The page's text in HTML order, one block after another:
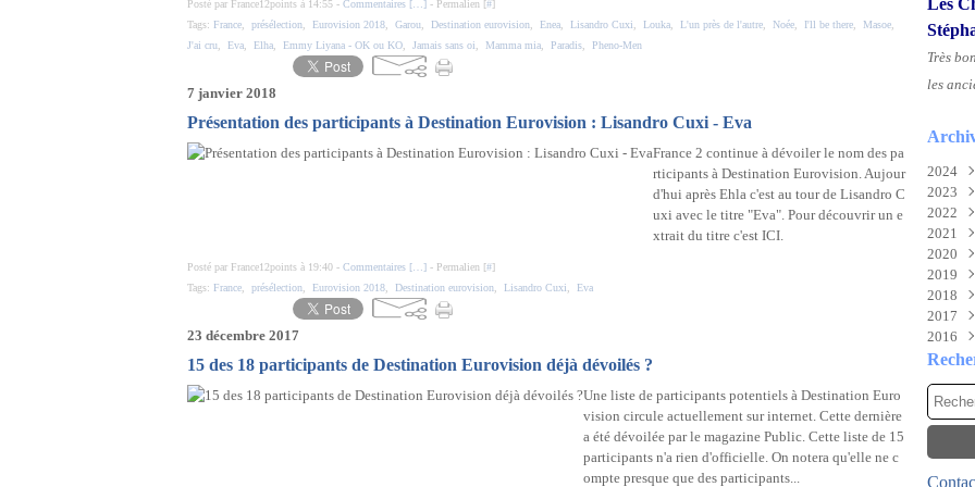
Posté par France12points à 14:55 - Commentaires [ ] - Permalien [#]
Tags: France présélection Eurovision 2018 Garou Destination eurovision Enea Lisandro Cuxi Louka L'un près de l'autre Noée I'll be there Masoe
J'ai cru
Eva Elha Emmy Liyana - OK ou KO Jamais sans oi Mamma mia Paradis Pheno-Men
7 janvier 2018
Présentation des participants à Destination Eurovision : Lisandro Cuxi - Eva
France 2 continue à dévoiler le nom des pa
rticipants à Destination Eurovision. Aujour
d'hui après Ehla c'est au tour de Lisandro C
uxi avec le titre "Eva". Pour découvrir un e
xtrait du titre c'est ICI.
Posté par France12points à 19:40 - Commentaires [ ] - Permalien [#]
Tags: France présélection Eurovision 2018 Destination eurovision Lisandro Cuxi Eva
23 décembre 2017
15 des 18 participants de Destination Eurovision déjà dévoilés ?
Une liste de participants potentiels à Destination Euro
vision circule actuellement sur internet. Cette dernière
a été dévoilée par le magazine Public. Cette liste de 15
participants n'a rien d'officielle. On notera qu'elle ne c
ompte presque que des participants...
Les
Très
les
2024
Août
Juin
Mai
2023
2022
Mai
Mars
2021
Août
2020
Mai
2019
Mai
2018
Mai
2017
Juin
Mai
2016
Juin